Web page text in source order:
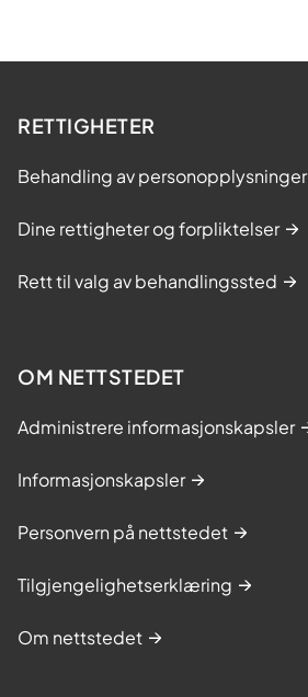
RETTIGHETER
Behandling av personopplysninger
Dine rettigheter og forpliktelser
Rett til valg av behandlingssted
OM NETTSTEDET
Administrere informasjonskapsler
Informasjonskapsler
Personvern på nettstedet
Tilgjengelighetserklæring
Om nettstedet